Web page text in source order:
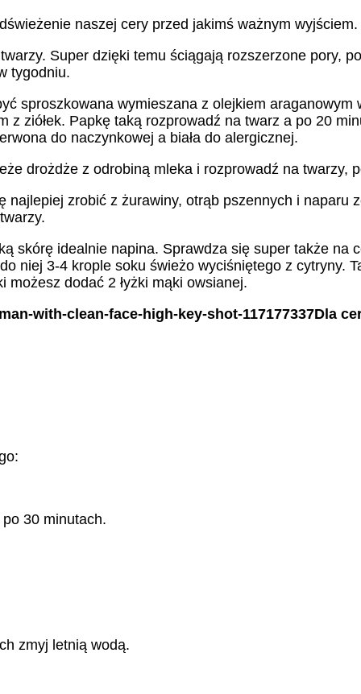
naszej cery przed jakimś ważnym wyjściem.
Super dzięki temu ściągają rozszerzone pory,
tygodniu.
sproszkowana wymieszana z olejkiem
ziółek. Papkę taką rozprowadź na twarz a po 20
do naczynkowej a biała do alergicznej.
drożdże z odrobiną mleka i rozprowadź na twarzy,
najlepiej zrobić z żurawiny, otrąb pszennych i naparu
skórę idealnie napina. Sprawdza się super także na
niej 3-4 krople soku świeżo wyciśniętego z cytryny.
możesz dodać 2 łyżki mąki owsianej.
Dla
30 minutach.
zmyj letnią wodą.